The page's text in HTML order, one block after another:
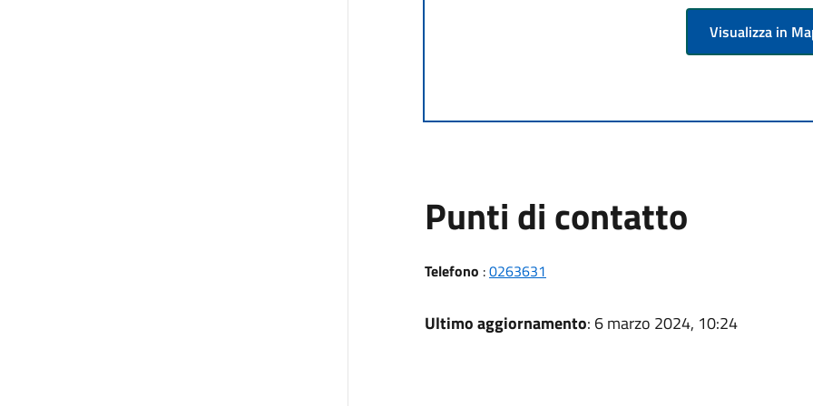
Visualizza in
Punti di contatto
Telefono :0263631
Ultimo aggiornamento: 6 marzo 2024, 10:24